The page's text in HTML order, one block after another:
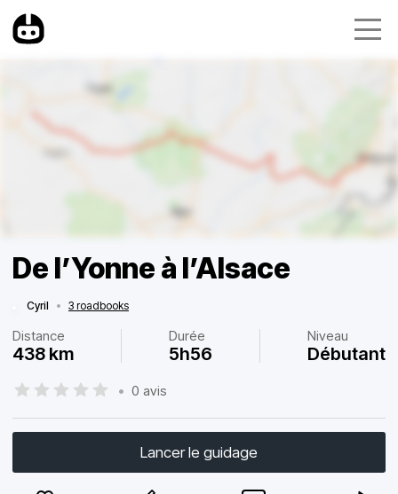
De l’Yonne à l’Alsace
Cyril • 3 roadbooks
Distance
438 km
Durée
5h56
Niveau
Débutant
• 0 avis
Lancer le guidage